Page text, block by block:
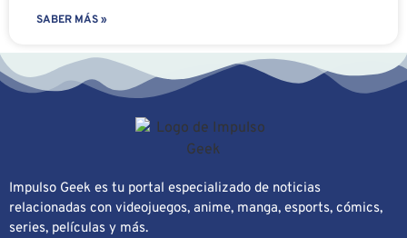
SABER MÁS »
Impulso Geek es tu portal especializado de noticias
relacionadas con videojuegos, anime, manga, esports, cómics,
series, películas y más.